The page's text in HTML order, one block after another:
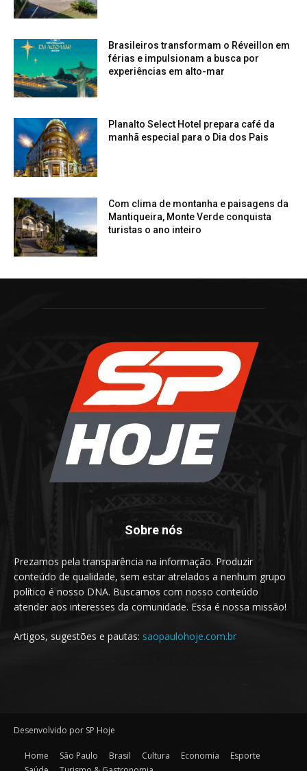
Brasileiros transformam o Réveillon em
férias e impulsionam a busca por
experiências em alto-mar
Planalto Select Hotel prepara café da
manhã especial para o Dia dos Pais
Com clima de montanha e paisagens da
Mantiqueira, Monte Verde conquista
turistas o ano inteiro
Sobre nós
Prezamos pela transparência na informação. Produzir
conteúdo de qualidade, sem estar atrelados a nenhum grupo
político é nosso DNA. Buscamos com nosso conteúdo
atender aos interesses da comunidade. Essa é nossa missão!
Artigos, sugestões e pautas: saopaulohoje.com.br
Desenvolvido por SP Hoje
Home São Paulo Brasil Cultura Economia
Esporte